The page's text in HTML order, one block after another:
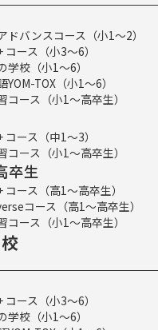
ドバンスコース（小1～2）
コース（小3～6）
学校（小1～6）
YOM-TOX（小1～6）
コース（小1～高卒生）
コース（中1～3）
コース（小1～高卒生）
卒生
コース（高1～高卒生）
コース（高1～高卒生）
コース（小1～高卒生）
コース（小3～6）
学校（小1～6）